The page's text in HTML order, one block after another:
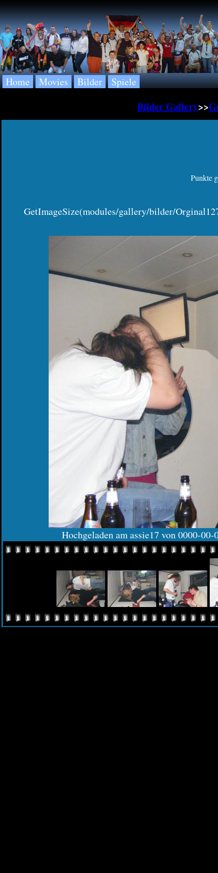
Home Movies Bilder Spiele
Bilder Gallery>>
Punkte
GetImageSize(modules/gallery/bilder/
Hochgeladen am assie17 von 0000-